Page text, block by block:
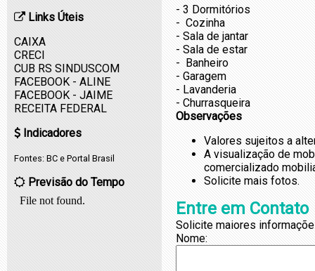
Links Úteis
CAIXA
CRECI
CUB RS SINDUSCOM
FACEBOOK - ALINE
FACEBOOK - JAIME
RECEITA FEDERAL
Indicadores
Fontes: BC e Portal Brasil
Previsão do Tempo
- 3 Dormitórios
- Cozinha
- Sala de jantar
- Sala de estar
- Banheiro
- Garagem
- Lavanderia
- Churrasqueira
Observações
Valores sujeitos a
A visualização de
comercializado
Solicite mais fotos.
Entre em Contato
Solicite maiores
Nome: